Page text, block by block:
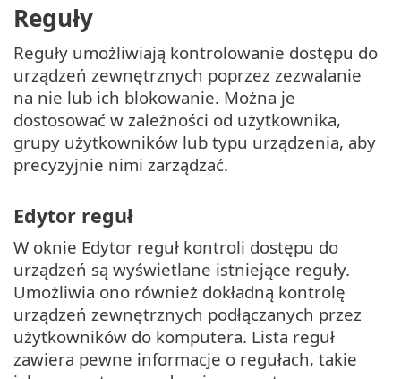
Reguły
Reguły umożliwiają kontrolowanie dostępu do
urządzeń zewnętrznych poprzez zezwalanie
na nie lub ich blokowanie. Można je
dostosować w zależności od użytkownika,
grupy użytkowników lub typu urządzenia, aby
precyzyjnie nimi zarządzać.
Edytor reguł
W oknie Edytor reguł kontroli dostępu do
urządzeń są wyświetlane istniejące reguły.
Umożliwia ono również dokładną kontrolę
urządzeń zewnętrznych podłączanych przez
użytkowników do komputera. Lista reguł
zawiera pewne informacje o regułach, takie